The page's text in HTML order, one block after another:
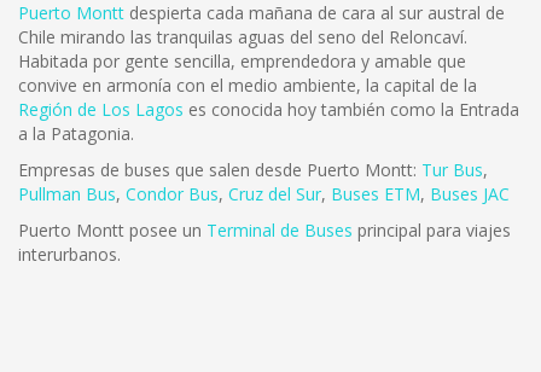
Puerto Montt despierta cada mañana de cara al sur austral de
Chile mirando las tranquilas aguas del seno del Reloncaví.
Habitada por gente sencilla, emprendedora y amable que
convive en armonía con el medio ambiente, la capital de la
Región de Los Lagos es conocida hoy también como la Entrada
a la Patagonia.
Empresas de buses que salen desde Puerto Montt: Tur Bus,
Pullman Bus, Condor Bus, Cruz del Sur, Buses ETM, Buses JAC
Puerto Montt posee un Terminal de Buses principal para viajes
interurbanos.